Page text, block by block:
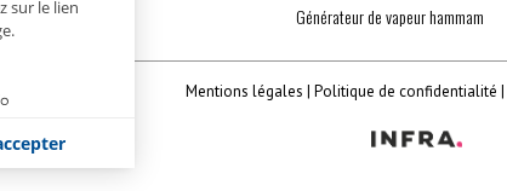
sur le lien
Générateur de vapeur hammam
Mentions légales Politique de confidentialité